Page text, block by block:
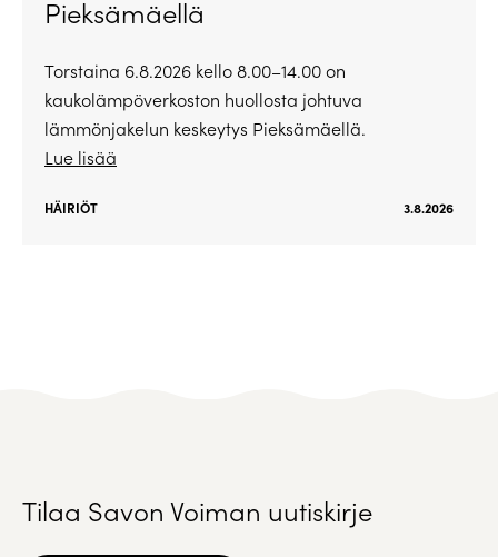
Pieksämäellä
Torstaina 6.8.2026 kello 8.00–14.00 on
kaukolämpöverkoston huollosta johtuva
lämmönjakelun keskeytys Pieksämäellä.
Lue lisää
HÄIRIÖT 3.8.2026
Tilaa Savon Voiman uutiskirje